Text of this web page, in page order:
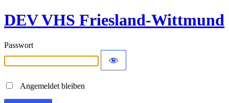
DEV VHS Friesland-Wittmund
Passwort
Angemeldet bleiben